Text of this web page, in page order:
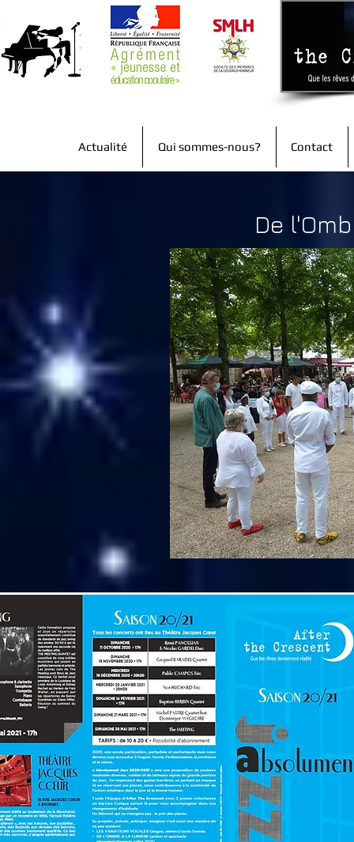
Actualité Qui sommes-nous? Contact
De